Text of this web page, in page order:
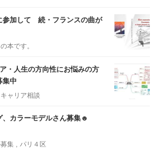
参加して 続・フランスの曲が
本です。
・人生の方向性にお悩みの方
集中
ャリア相談
、カラーモデルさん募集☻
集 , パリ４区